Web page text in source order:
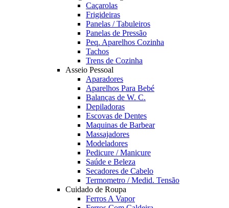
Caçarolas
Frigideiras
Panelas / Tabuleiros
Panelas de Pressão
Peq. Aparelhos Cozinha
Tachos
Trens de Cozinha
Asseio Pessoal
Aparadores
Aparelhos Para Bebé
Balanças de W. C.
Depiladoras
Escovas de Dentes
Maquinas de Barbear
Massajadores
Modeladores
Pedicure / Manicure
Saúde e Beleza
Secadores de Cabelo
Termometro / Medid. Tensão
Cuidado de Roupa
Ferros A Vapor